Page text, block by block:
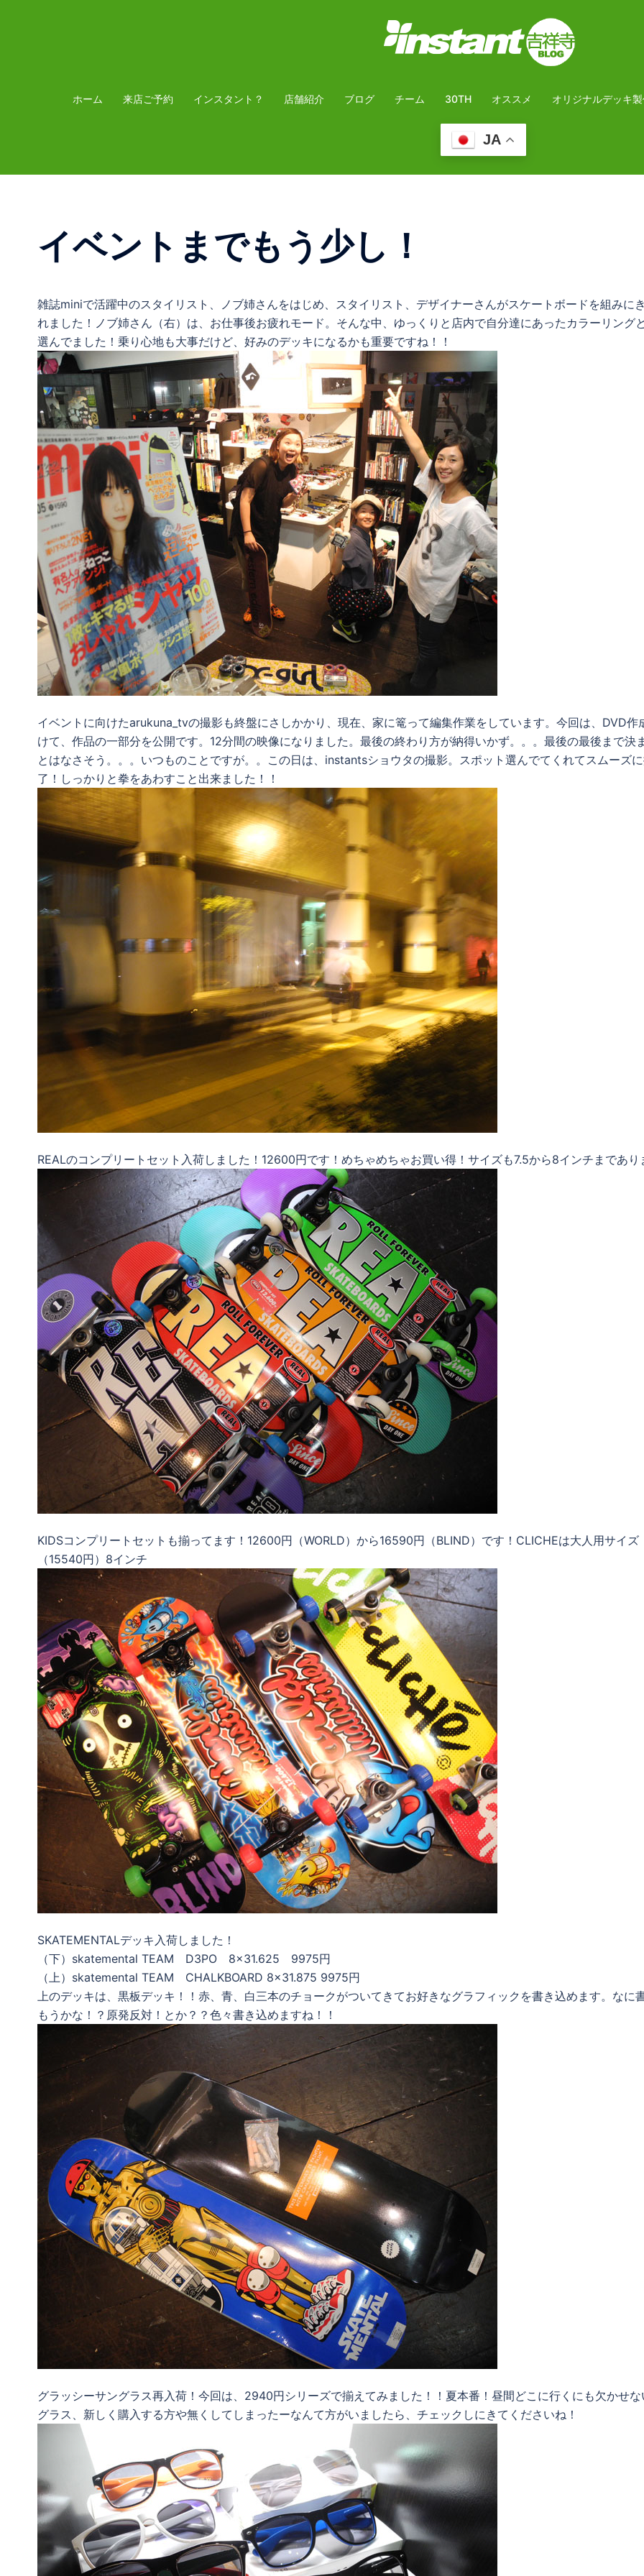
プ
ホーム 来店ご予約 インスタント？ 店舗紹介 ブログ チーム 30TH オススメ オリジナルデッキ
JA
イベントまでもう少し！
雑誌miniで活躍中のスタイリスト、ノブ姉さんをはじめ、スタイリスト、デザイナーさんがスケートボードを組みに
れました！ノブ姉さん（右）は、お仕事後お疲れモード。そんな中、ゆっくりと店内で自分達にあったカラーリング
選んでました！乗り心地も大事だけど、好みのデッキになるかも重要ですね！！
イベントに向けたarukuna_tvの撮影も終盤にさしかかり、現在、家に篭って編集作業をしています。今回は、DVD作
けて、作品の一部分を公開です。12分間の映像になりました。最後の終わり方が納得いかず。。。最後の最後まで決
とはなさそう。。。いつものことですが。。この日は、instantsショウタの撮影。スポット選んでてくれてスムーズ
了！しっかりと拳をあわすこと出来ました！！
REALのコンプリートセット入荷しました！12600円です！めちゃめちゃお買い得！サイズも7.5から8インチまであり
KIDSコンプリートセットも揃ってます！12600円（WORLD）から16590円（BLIND）です！CLICHEは大人用サイズ
（15540円）8インチ
SKATEMENTALデッキ入荷しました！
（下）skatemental TEAM D3PO 8×31.625 9975円
（上）skatemental TEAM CHALKBOARD 8×31.875 9975円
上のデッキは、黒板デッキ！！赤、青、白三本のチョークがついてきてお好きなグラフィックを書き込めます。なに
もうかな！？原発反対！とか？？色々書き込めますね！！
グラッシーサングラス再入荷！今回は、2940円シリーズで揃えてみました！！夏本番！昼間どこに行くにも欠かせ
グラス、新しく購入する方や無くしてしまったーなんて方がいましたら、チェックしにきてくださいね！